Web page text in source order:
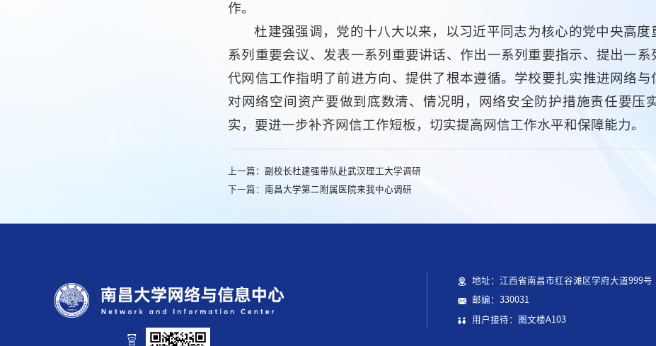
作。
杜建强强调，党的十八大以来，以习近平同志为核心的党中央高
系列重要会议、发表一系列重要讲话、作出一系列重要指示、提出一
代网信工作指明了前进方向、提供了根本遵循。学校要扎实推进网络与
对网络空间资产要做到底数清、情况明，网络安全防护措施责任要压
实，要进一步补齐网信工作短板，切实提高网信工作水平和保障能力。
上一篇： 副校长杜建强带队赴武汉理工大学调研
下一篇： 南昌大学第二附属医院来我中心调研
地址：江西省南昌市红谷滩区学府大道999号
邮编：330031
用户接待：图文楼A103